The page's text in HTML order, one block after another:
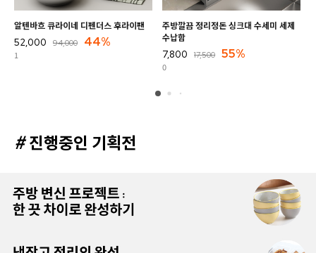
알텐바흐 큐라이네 디펜더스 후라이팬
52,000
94,000 44%
1
주방깔끔 정리정돈 싱크대 수세미 세제
수납함
7,800
17,500 55%
0
#진행중인 기획전